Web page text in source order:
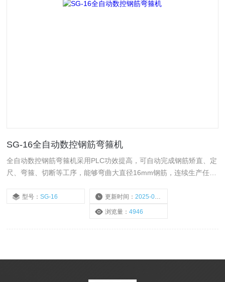
SG-16全自动数控钢筋弯箍机
全自动数控钢筋弯箍机采用PLC功效提高，可自动完成钢筋矫直、定
尺、弯箍、切断等工序，能够弯曲大直径16mm钢筋，连续生产任何
机。广泛用于建筑业、大型钢筋加工厂及桥梁桩基生产单位、高速铁
路、高速公路、水利建设、核设施等施工企、事业单位。
型号：SG-16 更新时间： 2025-03-11
浏览量： 4946